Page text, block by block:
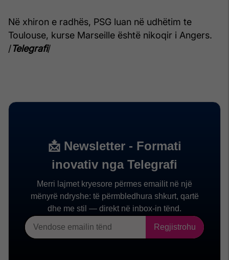
Në xhiron e radhës, PSG luan në udhëtim te
Toulouse, kurse Marseille është nikoqir i Angers.
/Telegrafi/